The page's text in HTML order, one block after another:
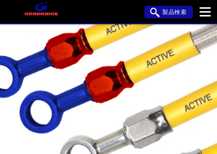
製品検索
ブランド内検索
車種検索
アイテム検索 品番検索
HONDA YAMAHA SUZUKI
KAWASAKI APRILIA BUELL
DUCATI HARLEY DAVIDSON